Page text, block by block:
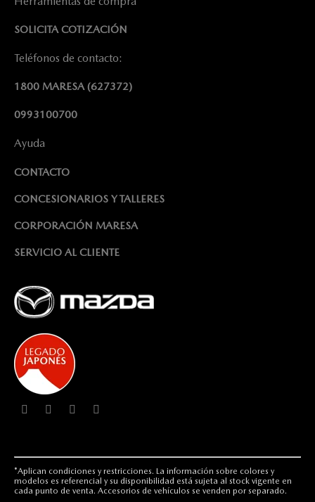
SOLICITA COTIZACIÓN
Teléfonos de contacto:
1800 MARESA(627372)
0993100700
Ayuda
CONTACTO
CONCESIONARIOS Y TALLERES
CORPORACIÓN MARESA
SERVICIO AL CLIENTE
*Aplican condiciones y restricciones. La información sobre colores y
modelos es referencial y su disponibilidad está sujeta al stock vigente en
cada punto de venta. Accesorios de vehículos se venden por separado.